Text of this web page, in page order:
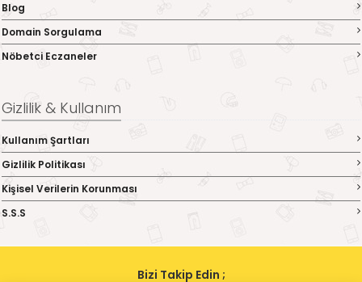
Blog
Domain Sorgulama
Nöbetci Eczaneler
Gizlilik & Kullanım
Kullanım Şartları
Gizlilik Politikası
Kişisel Verilerin Korunması
S.S.S
Bizi Takip Edin ;